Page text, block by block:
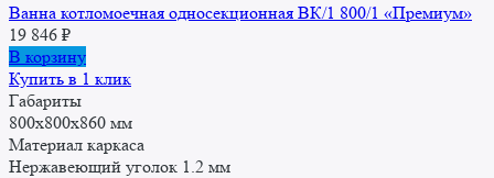
Ванна котломоечная односекционная ВК/1 800/1 «Премиум»
19 846 ₽
В корзину
Купить в 1 клик
Габариты
800x800x860 мм
Материал каркаса
Нержавеющий уголок 1.2 мм